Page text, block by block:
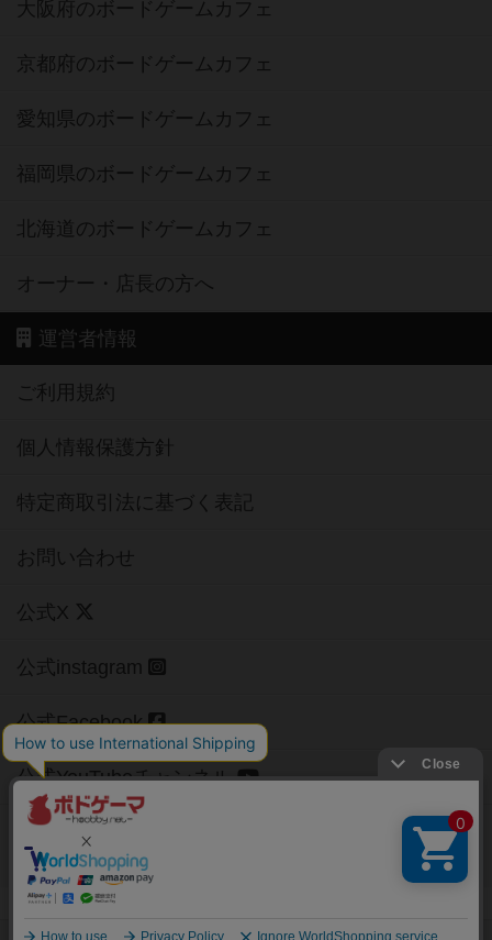
大阪府のボードゲームカフェ
京都府のボードゲームカフェ
愛知県のボードゲームカフェ
福岡県のボードゲームカフェ
北海道のボードゲームカフェ
オーナー・店長の方へ
運営者情報
ご利用規約
個人情報保護方針
特定商取引法に基づく表記
お問い合わせ
公式X
公式instagram
公式Facebook
公式YouTubeチャンネル